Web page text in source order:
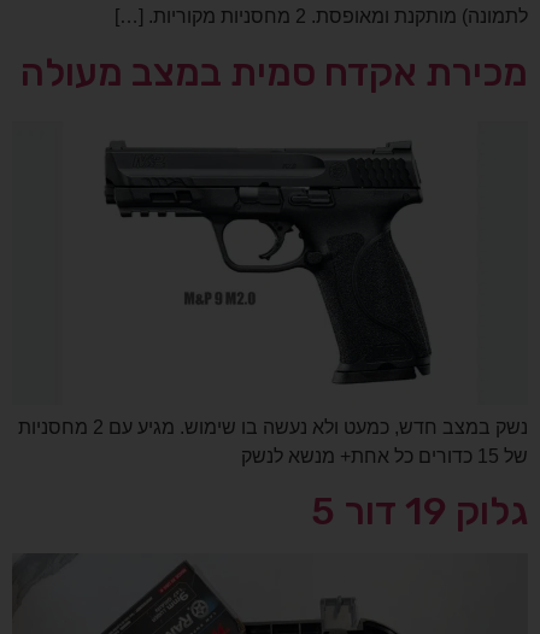
לתמונה) מותקנת ומאופסת. 2 מחסניות מקוריות. […]
מכירת אקדח סמית במצב מעולה
נשק במצב חדש, כמעט ולא נעשה בו שימוש. מגיע עם 2 מחסניות
של 15 כדורים כל אחת+ מנשא לנשק
גלוק 19 דור 5